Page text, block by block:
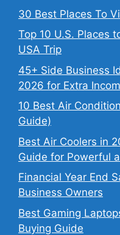
30 Best Places To
Top 10 U.S. Places
USA Trip
45+ Side Business
2026 for Extra
10 Best Air
Guide)
Best Air Coolers in
Guide for Powerful
Financial Year End
Business Owners
Best Gaming
Buying Guide